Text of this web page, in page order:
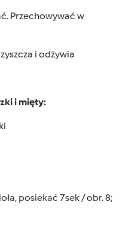
Przechowywać w
i odżywia
i mięty:
posiekać 7sek / obr. 8;